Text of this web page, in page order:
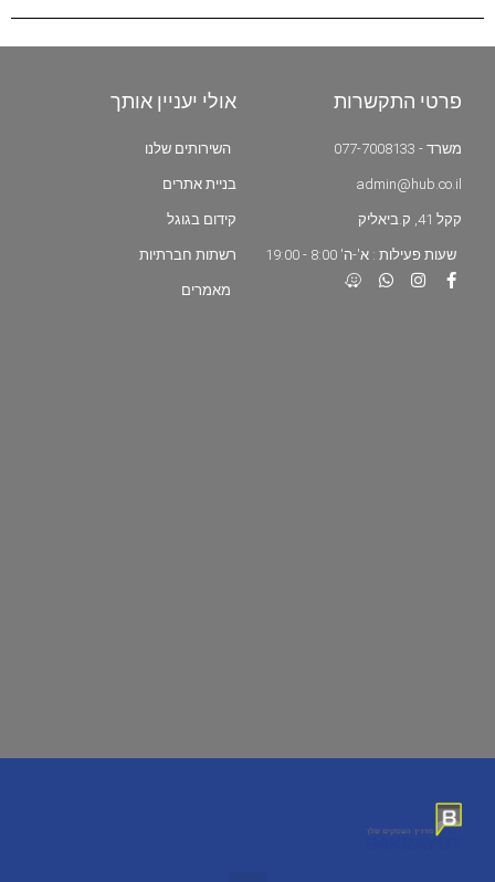
פרטי התקשרות
משרד - 077-7008133
admin@hub.co.il
קקל 41, ק.ביאליק
שעות פעילות : א'-ה' 8:00 - 19:00
אולי יעניין אותך
השירותים שלנו
בניית אתרים
קידום בגוגל
רשתות חברתיות
מאמרים